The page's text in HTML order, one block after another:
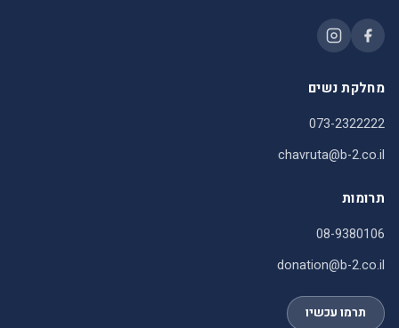
מחלקת נשים
073-2322222
chavruta@b-2.co.il
תרומות
08-9380106
donation@b-2.co.il
תרמו עכשיו